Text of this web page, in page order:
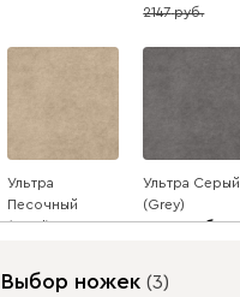
8
2147
Ультра
Песочный
(Sand)
2147
Ультра Серый
(Grey)
1975
Выбор ножек (3)